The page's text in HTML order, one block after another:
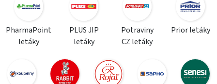
PharmaPoint
letáky
PLUS JIP
letáky
Potraviny
CZ letáky
Prior letáky